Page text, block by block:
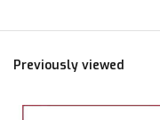
Previously viewed